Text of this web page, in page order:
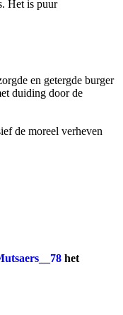
Het is puur
en getergde burger
duiding door de
de moreel verheven
het